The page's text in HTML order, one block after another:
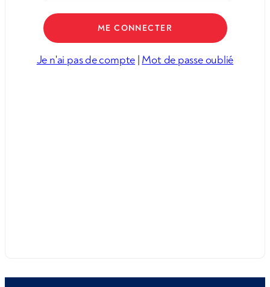
Je n'ai pas de compte | Mot de passe oublié